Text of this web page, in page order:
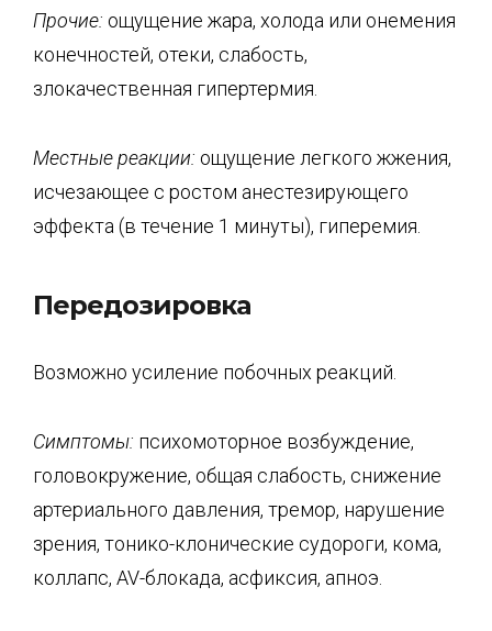
Прочие: ощущение жара, холода или онемения
конечностей, отеки, слабость,
злокачественная гипертермия.
Местные реакции: ощущение легкого жжения,
исчезающее с ростом анестезирующего
эффекта (в течение 1 минуты), гиперемия.
Передозировка
Возможно усиление побочных реакций.
Симптомы: психомоторное возбуждение,
головокружение, общая слабость, снижение
артериального давления, тремор, нарушение
зрения, тонико-клонические судороги, кома,
коллапс, AV-блокада, асфиксия, апноэ.